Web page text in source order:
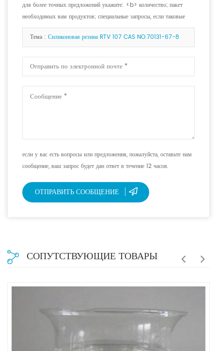
для более точных предложений укажите: <b> количество; пакет
необходимых вам продуктов; специальные запросы, если таковые
имеются. <b>
Тема : Силиконовая резина RTV 107 CAS NO.70131-67-8
если у вас есть вопросы или предложения, пожалуйста, оставьте нам
сообщение, ваш запрос будет дан ответ в течение 12 часов.
ОТПРАВИТЬ СООБЩЕНИЕ
СОПУТСТВУЮЩИЕ ТОВАРЫ